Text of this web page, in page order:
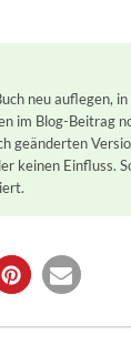
neu auflegen,
im Blog-Beitrag
geänderten
keinen Einfluss.